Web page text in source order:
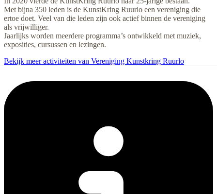
Met bijna 350 leden is de KunstKring Ruurlo een vereniging die
ertoe doet. Veel van die leden zijn ook actief binnen de vereniging
als vrijwilliger.
Jaarlijks worden meerdere programma’s ontwikkeld met muziek,
exposities, cursussen en lezingen.
Bekijk meer activiteiten van Vereniging Kunstkring Ruurlo